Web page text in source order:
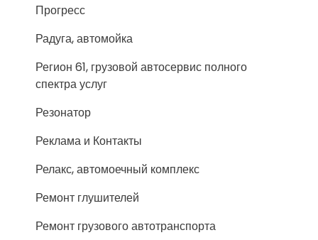
Прогресс
Радуга, автомойка
Регион 61, грузовой автосервис полного
спектра услуг
Резонатор
Реклама и Контакты
Релакс, автомоечный комплекс
Ремонт глушителей
Ремонт грузового автотранспорта